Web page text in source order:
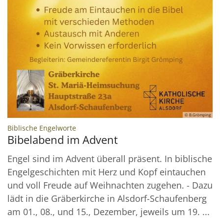
© B.Grömping
Biblische Engelworte:
Bibelabend im Advent
Engel sind im Advent überall präsent. In biblische
Engelgeschichten mit Herz und Kopf eintauchen
und voll Freude auf Weihnachten zugehen. - Dazu
lädt in die Gräberkirche in Alsdorf-Schaufenberg
am 01., 08., und 15., Dezember, jeweils um 19. ...